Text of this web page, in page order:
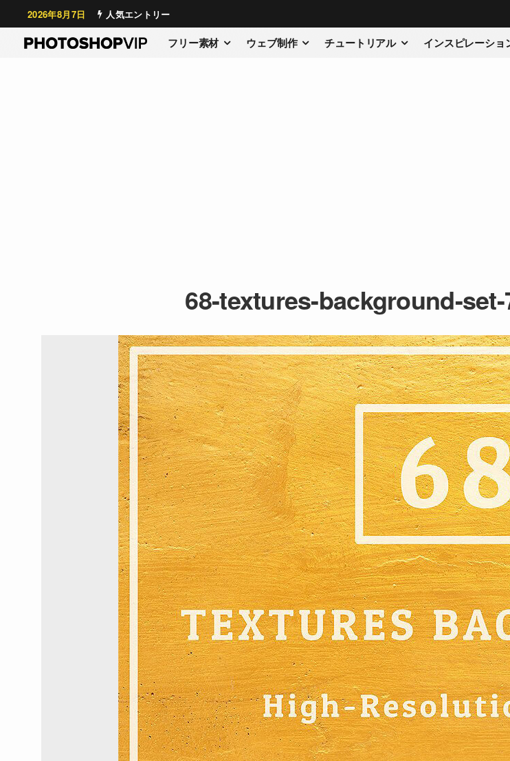
2026年8月7日 人気エントリー
フリー素材 ウェブ制作 チュートリアル インスピレーショ
68-textures-background-